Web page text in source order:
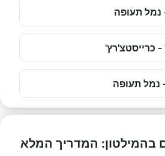
נמל תעופה
כרייסטצ'רץ'
נמל תעופה
בהמילטון: המדריך המלא